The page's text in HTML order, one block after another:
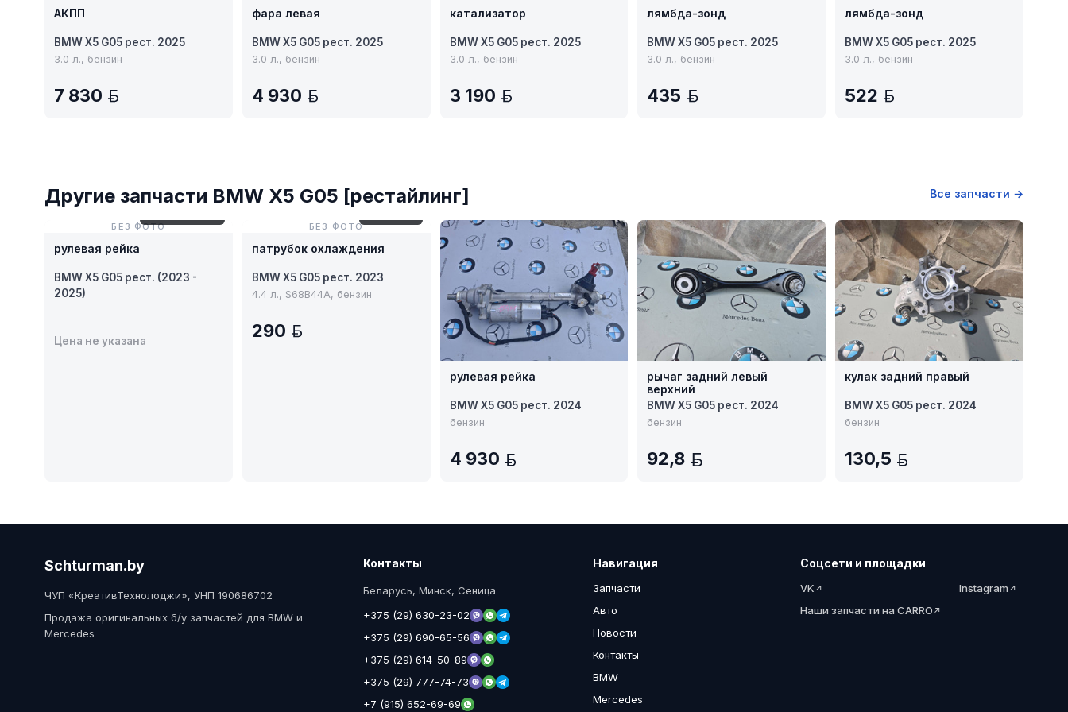
АКПП
BMW X5 G05 рест. 2025
3.0 л., бензин
7 830
фара левая
BMW X5 G05 рест. 2025
3.0 л., бензин
4 930
катализатор
BMW X5 G05 рест. 2025
3.0 л., бензин
3 190
лямбда-зонд
BMW X5 G05 рест. 2025
3.0 л., бензин
435
лямбда-зонд
BMW X5 G05 рест. 2025
3.0 л., бензин
522
Другие запчасти BMW X5 G05 [рестайлинг] Все запчасти →
БЕЗ ФОТО
рулевая рейка
BMW X5 G05 рест. (2023 -
2025)
Цена не указана
БЕЗ ФОТО
патрубок охлаждения
BMW X5 G05 рест. 2023
4.4 л., S68B44A, бензин
290
рулевая рейка
BMW X5 G05 рест. 2024
бензин
4 930
рычаг задний левый
верхний
BMW X5 G05 рест. 2024
бензин
92,8
кулак задний правый
BMW X5 G05 рест. 2024
бензин
130,5
Schturman.by
ЧУП «КреативТехнолоджи», УНП 190686702
Продажа оригинальных б/у запчастей для BMW и
Mercedes
Контакты
Беларусь, Минск, Сеница
+375 (29) 630-23-02
+375 (29) 690-65-56
+375 (29) 614-50-89
+375 (29) 777-74-73
+7 (915) 652-69-69
Навигация
Запчасти
Авто
Новости
Контакты
BMW
Mercedes
Соцсети и площадки
VK
Instagram
Наши запчасти на CARRO